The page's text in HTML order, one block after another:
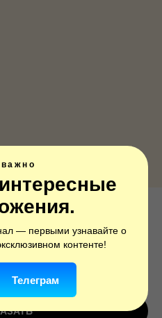
— первыми узнавайте о
контенте!
Телеграм
1 шт.